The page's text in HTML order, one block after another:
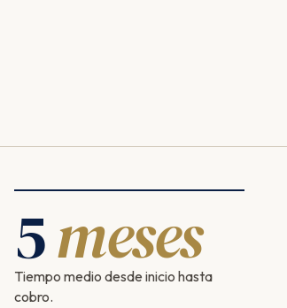
5meses
Tiempo medio desde inicio hasta
cobro.